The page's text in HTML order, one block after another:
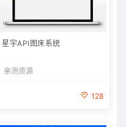
星宇API图床系统
亲测资源
128